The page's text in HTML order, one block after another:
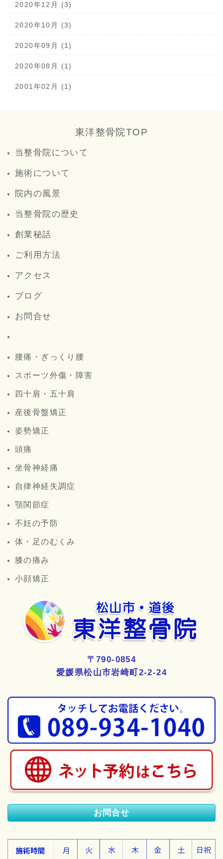
2020年12月 (3)
2020年10月 (3)
2020年09月 (1)
2020年08月 (1)
2001年02月 (1)
東洋整骨院TOP
当整骨院について
施術について
院内の風景
当整骨院の歴史
創業秘話
ご利用方法
アクセス
ブログ
お問合せ
腰痛・ぎっくり腰
スポーツ外傷・障害
四十肩・五十肩
産後骨盤矯正
姿勢矯正
頭痛
坐骨神経痛
自律神経失調症
顎関節症
不妊の予防
体・足のむくみ
膝の痛み
小顔矯正
〒790-0854
愛媛県松山市岩崎町2-2-24
お問合せ